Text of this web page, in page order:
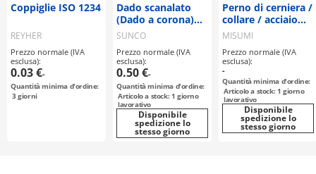
Coppiglie ISO 1234
REYHER
Prezzo normale (IVA
esclusa):
0.03 €-
Quantità minima d'ordine:
3giorni
Dado scanalato
(Dado a corona)
Profilo Alto,
SUNCO
Prezzo normale (IVA
esclusa):
0.50 €-
Quantità minima d'ordine:
Articolo a stock: 1 giorno
lavorativo
Disponibile
spedizione lo
stesso giorno
Perno di cerniera /
collare / acciaio
inox, acciaio / foro
spaccato / incl.
perno spaccato
MISUMI
Prezzo normale (IVA
esclusa):
-
Quantità minima d'ordine:
Articolo a stock: 1 giorno
lavorativo
Disponibile
spedizione lo
stesso giorno